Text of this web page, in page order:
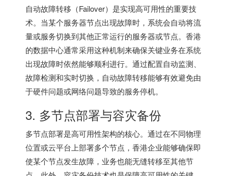
自动故障转移（Failover）是实现高可用性的重要技
术。当某个服务器节点出现故障时，系统会自动将流
量或服务切换到其他正常运行的服务器或节点。香港
的数据中心通常采用这种机制来确保关键业务在系统
出现故障时依然能够顺利进行。通过配置自动监测、
故障检测和实时切换，自动故障转移能够有效避免由
于硬件问题或网络问题导致的服务停机。
3. 多节点部署与容灾备份
多节点部署是高可用性架构的核心。通过在不同物理
位置或云平台上部署多个节点，香港企业能够确保即
使某个节点发生故障，业务也能无缝转移至其他节